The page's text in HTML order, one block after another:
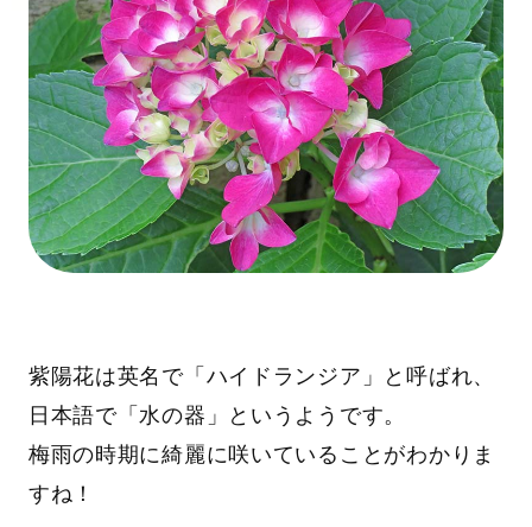
紫陽花は英名で「ハイドランジア」と呼ばれ、
日本語で「水の器」というようです。
梅雨の時期に綺麗に咲いていることがわかりま
すね！